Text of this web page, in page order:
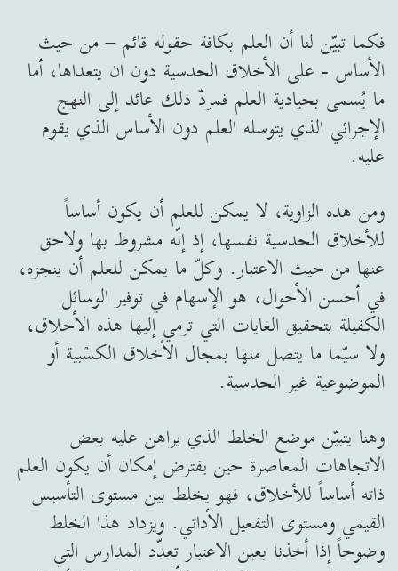
فكما تبيّن لنا أن العلم بكافة حقوله قائم – من حيث
الأساس - على الأخلاق الحدسية دون ان يتعداها، أما
ما يُسمى بحيادية العلم فمردّ ذلك عائد إلى النهج
الإجرائي الذي يتوسله العلم دون الأساس الذي يقوم
عليه.
ومن هذه الزاوية، لا يمكن للعلم أن يكون أساساً
للأخلاق الحدسية نفسها، إذ إنّه مشروط بها ولاحق
عنها من حيث الاعتبار. وكلّ ما يمكن للعلم أن ينجزه،
في أحسن الأحوال، هو الإسهام في توفير الوسائل
الكفيلة بتحقيق الغايات التي ترمي إليها هذه الأخلاق،
ولا سيّما ما يتصل منها بمجال الأخلاق الكسْبية أو
الموضوعية غير الحدسية.
وهنا يتبيّن موضع الخلط الذي يراهن عليه بعض
الاتجاهات المعاصرة حين يفترض إمكان أن يكون العلم
ذاته أساساً للأخلاق، فهو يخلط بين مستوى التأسيس
القيمي ومستوى التفعيل الأداتي. ويزداد هذا الخلط
وضوحاً إذا أخذنا بعين الاعتبار تعدّد المدارس التي